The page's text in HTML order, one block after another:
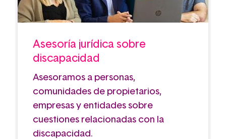
Asesoría jurídica sobre
discapacidad
Asesoramos a personas,
comunidades de propietarios,
empresas y entidades sobre
cuestiones relacionadas con la
discapacidad.